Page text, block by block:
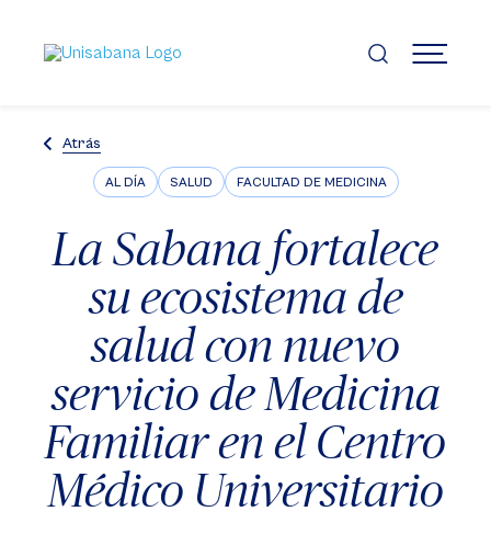
contenido
principal
MENÚ
Atrás
AL DÍA SALUD FACULTAD DE MEDICINA
La Sabana fortalece
su ecosistema de
salud con nuevo
servicio de Medicina
Familiar en el Centro
Médico Universitario